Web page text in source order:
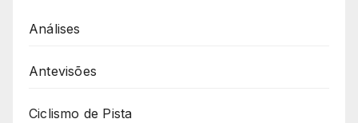
Análises
Antevisões
Ciclismo de Pista